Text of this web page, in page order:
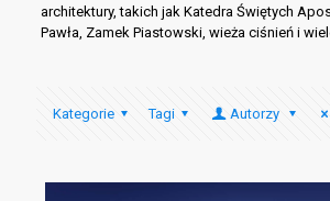
architektury, takich jak Katedra Świętych
Pawła, Zamek Piastowski, wieża ciśnień i
Kategorie Tagi Autorzy